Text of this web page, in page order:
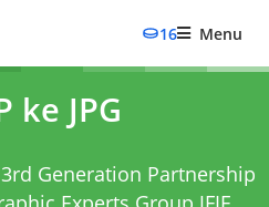
16 Menu
ke JPG
Generation Partnership